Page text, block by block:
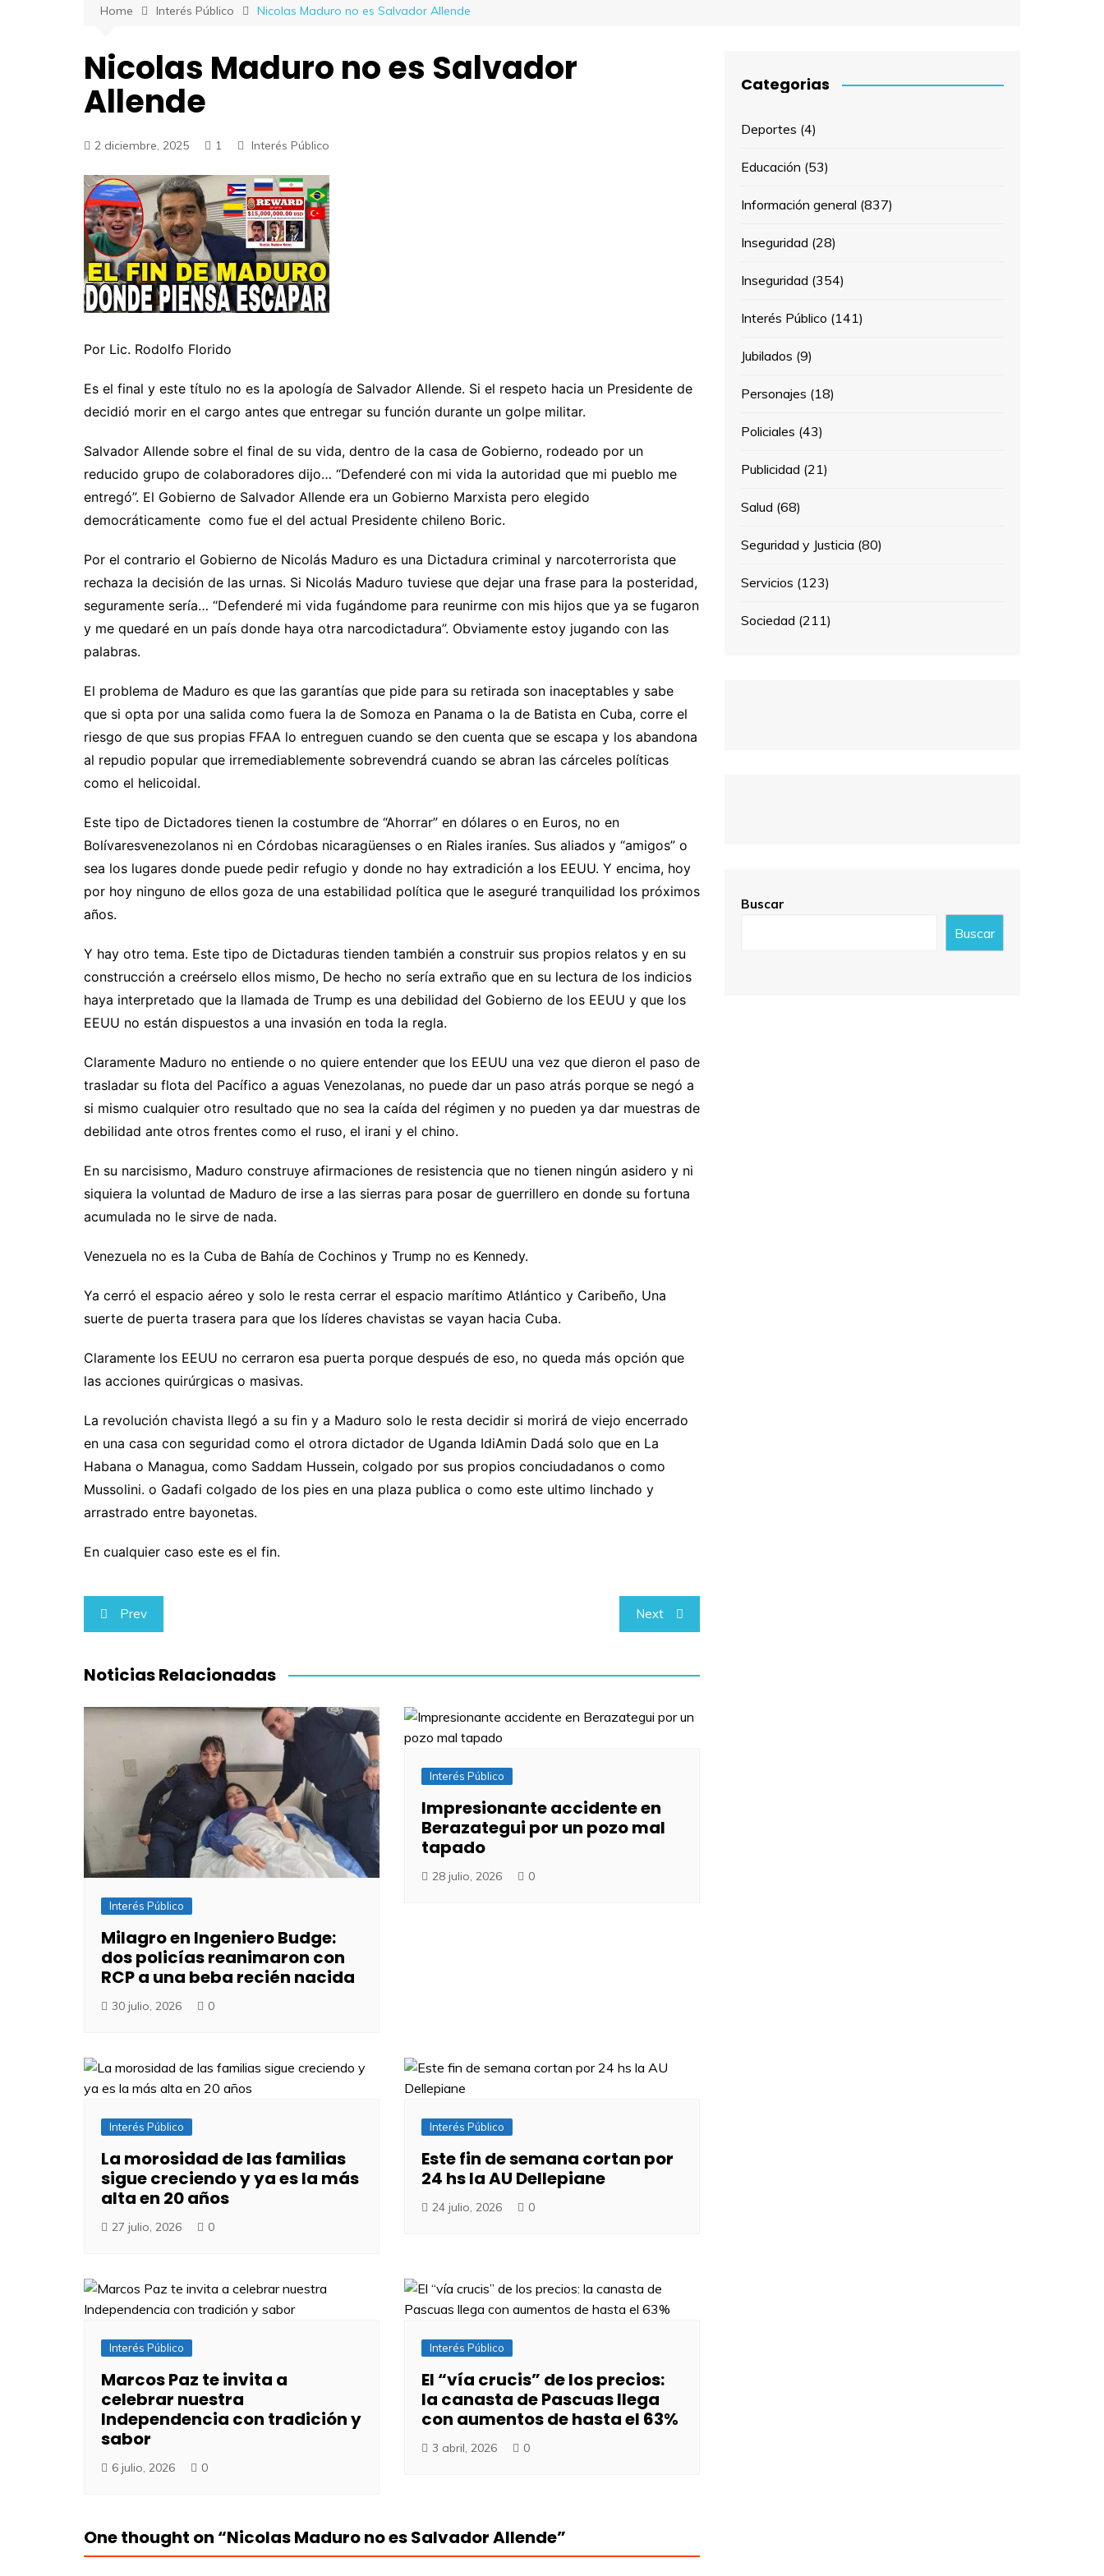
Home Interés Público Nicolas Maduro no es Salvador Allende
Nicolas Maduro no es Salvador
Allende
2 diciembre, 2025 1 Interés Público
Por Lic. Rodolfo Florido
Es el final y este título no es la apología de Salvador Allende. Si el respeto hacia un Presidente de
decidió morir en el cargo antes que entregar su función durante un golpe militar.
Salvador Allende sobre el final de su vida, dentro de la casa de Gobierno, rodeado por un
reducido grupo de colaboradores dijo… “Defenderé con mi vida la autoridad que mi pueblo me
entregó”. El Gobierno de Salvador Allende era un Gobierno Marxista pero elegido
democráticamente como fue el del actual Presidente chileno Boric.
Por el contrario el Gobierno de Nicolás Maduro es una Dictadura criminal y narcoterrorista que
rechaza la decisión de las urnas. Si Nicolás Maduro tuviese que dejar una frase para la posteridad,
seguramente sería… “Defenderé mi vida fugándome para reunirme con mis hijos que ya se fugaron
y me quedaré en un país donde haya otra narcodictadura”. Obviamente estoy jugando con las
palabras.
El problema de Maduro es que las garantías que pide para su retirada son inaceptables y sabe
que si opta por una salida como fuera la de Somoza en Panama o la de Batista en Cuba, corre el
riesgo de que sus propias FFAA lo entreguen cuando se den cuenta que se escapa y los abandona
al repudio popular que irremediablemente sobrevendrá cuando se abran las cárceles políticas
como el helicoidal.
Este tipo de Dictadores tienen la costumbre de “Ahorrar” en dólares o en Euros, no en
Bolívaresvenezolanos ni en Córdobas nicaragüenses o en Riales iraníes. Sus aliados y “amigos” o
sea los lugares donde puede pedir refugio y donde no hay extradición a los EEUU. Y encima, hoy
por hoy ninguno de ellos goza de una estabilidad política que le aseguré tranquilidad los próximos
años.
Y hay otro tema. Este tipo de Dictaduras tienden también a construir sus propios relatos y en su
construcción a creérselo ellos mismo, De hecho no sería extraño que en su lectura de los indicios
haya interpretado que la llamada de Trump es una debilidad del Gobierno de los EEUU y que los
EEUU no están dispuestos a una invasión en toda la regla.
Claramente Maduro no entiende o no quiere entender que los EEUU una vez que dieron el paso de
trasladar su flota del Pacífico a aguas Venezolanas, no puede dar un paso atrás porque se negó a
si mismo cualquier otro resultado que no sea la caída del régimen y no pueden ya dar muestras de
debilidad ante otros frentes como el ruso, el irani y el chino.
En su narcisismo, Maduro construye afirmaciones de resistencia que no tienen ningún asidero y ni
siquiera la voluntad de Maduro de irse a las sierras para posar de guerrillero en donde su fortuna
acumulada no le sirve de nada.
Venezuela no es la Cuba de Bahía de Cochinos y Trump no es Kennedy.
Ya cerró el espacio aéreo y solo le resta cerrar el espacio marítimo Atlántico y Caribeño, Una
suerte de puerta trasera para que los líderes chavistas se vayan hacia Cuba.
Claramente los EEUU no cerraron esa puerta porque después de eso, no queda más opción que
las acciones quirúrgicas o masivas.
La revolución chavista llegó a su fin y a Maduro solo le resta decidir si morirá de viejo encerrado
en una casa con seguridad como el otrora dictador de Uganda IdiAmin Dadá solo que en La
Habana o Managua, como Saddam Hussein, colgado por sus propios conciudadanos o como
Mussolini. o Gadafi colgado de los pies en una plaza publica o como este ultimo linchado y
arrastrado entre bayonetas.
En cualquier caso este es el fin.
Navegación
de
entradas
Prev Next
Noticias Relacionadas
Interés Público
Milagro en Ingeniero Budge:
dos policías reanimaron con
RCP a una beba recién nacida
30 julio, 2026 0
Interés Público
Impresionante accidente en
Berazategui por un pozo mal
tapado
28 julio, 2026 0
Interés Público
​La morosidad de las familias
sigue creciendo y ya es la más
alta en 20 años
27 julio, 2026 0
Interés Público
Este fin de semana cortan por
24 hs la AU Dellepiane
24 julio, 2026 0
Interés Público
Marcos Paz te invita a
celebrar nuestra
Independencia con tradición y
sabor
6 julio, 2026 0
Interés Público
El “vía crucis” de los precios:
la canasta de Pascuas llega
con aumentos de hasta el 63%
3 abril, 2026 0
One thought on “Nicolas Maduro no es Salvador Allende”
Categorias
Deportes (4)
Educación (53)
Información general (837)
Inseguridad (28)
Inseguridad (354)
Interés Público (141)
Jubilados (9)
Personajes (18)
Policiales (43)
Publicidad (21)
Salud (68)
Seguridad y Justicia (80)
Servicios (123)
Sociedad (211)
Buscar
Buscar